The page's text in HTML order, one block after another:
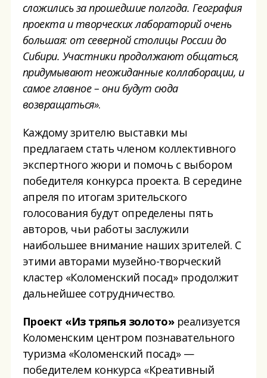
сложились запрошедшиеполгода. География
проектаитворческих лабораторий очень
большая: от северной столицыРоссиидо
Сибири. Участникипродолжают общаться,
придумывают неожиданные коллаборации, и
самое главное – они будут сюда
возвращаться».
Каждому зрителю выставки мы
предлагаем стать членом коллективного
экспертного жюри и помочь с выбором
победителя конкурса проекта. В середине
апреля по итогам зрительского
голосования будут определены пять
авторов, чьи работы заслужили
наибольшее внимание наших зрителей. С
этими авторами музейно-творческий
кластер «Коломенский посад» продолжит
дальнейшее сотрудничество.
Проект «Из тряпья золото» реализуется
Коломенским центром познавательного
туризма «Коломенский посад» —
победителем конкурса «Креативный